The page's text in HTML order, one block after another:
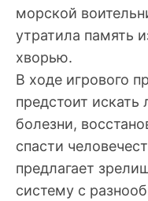
морской
утратила память
хворью.
В ходе игрового
предстоит искать
болезни,
спасти
предлагает
систему с